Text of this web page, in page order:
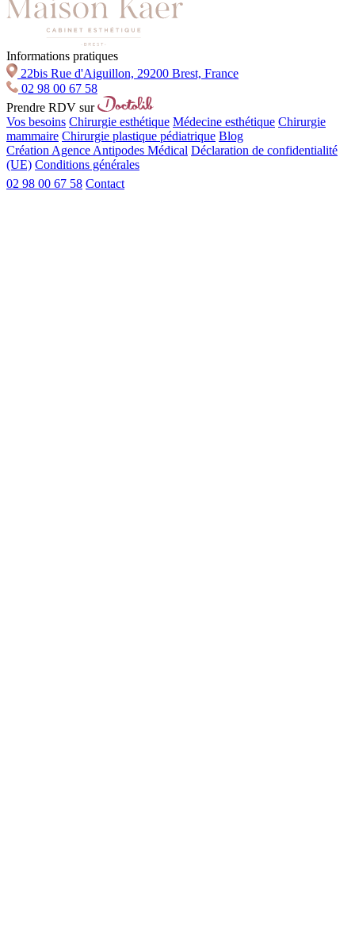
Informations pratiques
22bis Rue d'Aiguillon, 29200 Brest, France
02 98 00 67 58
Prendre RDV sur
Vos besoins Chirurgie esthétique Médecine esthétique Chirurgie
mammaire Chirurgie plastique pédiatrique Blog
Création Agence Antipodes Médical Déclaration de confidentialité
(UE) Conditions générales
02 98 00 67 58 Contact